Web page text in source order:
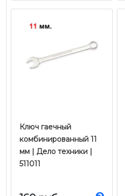
Ключ гаечный
комбинированный 11
мм | Дело техники |
511011